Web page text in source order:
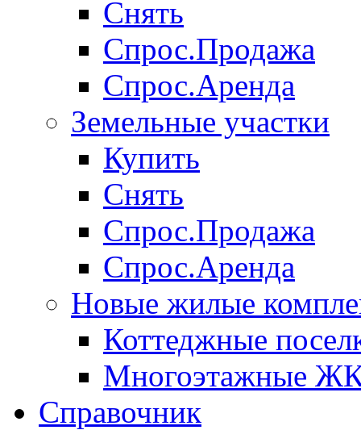
Снять
Спрос.Продажа
Спрос.Аренда
Земельные участки
Купить
Снять
Спрос.Продажа
Спрос.Аренда
Новые жилые
Коттеджные
Многоэтажные
Справочник